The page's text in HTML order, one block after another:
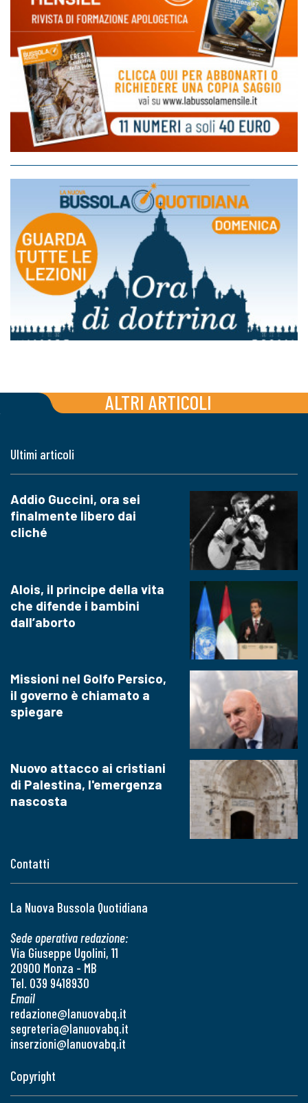
ALTRI ARTICOLI
Contatti
La Nuova Bussola Quotidiana
Sede operativa redazione:
Via Giuseppe Ugolini, 11
20900 Monza - MB
Tel. 039 9418930
Email
redazione@lanuovabq.it
segreteria@lanuovabq.it
inserzioni@lanuovabq.it
Ultimi articoli
Addio Guccini, ora sei
finalmente libero dai
cliché
Alois, il principe della vita
che difende i bambini
dall’aborto
Missioni nel Golfo Persico,
il governo è chiamato a
spiegare
Nuovo attacco ai cristiani
di Palestina, l'emergenza
nascosta
Copyright